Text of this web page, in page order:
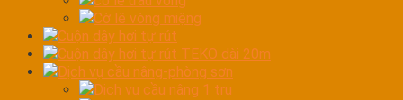
Cờ lê vòng miệng
Cuộn dây hơi tự rút
Cuộn dây hơi tự rút TEKO dài 20m
Dịch vụ cầu nâng-phòng sơn
Dịch vụ cầu nâng 1 trụ